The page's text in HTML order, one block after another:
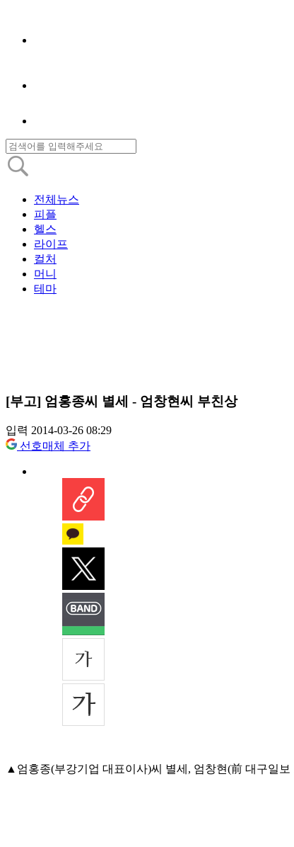
전체뉴스
피플
헬스
라이프
컬처
머니
테마
[부고] 엄홍종씨 별세 - 엄창현씨 부친상
입력 2014-03-26 08:29
선호매체 추가
▲엄홍종(부강기업 대표이사)씨 별세, 엄창현(前 대구일보